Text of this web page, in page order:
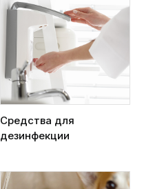
Средства для
дезинфекции